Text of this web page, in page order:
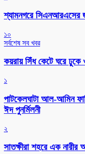
শ্যামনগরে সিএনআরএসের
১০
সর্বশেষ সব খবর
কয়রায় সিঁধ কেটে ঘরে ঢুকে
১
পাটকেলঘাটা আল-আমিন
ঈদ পুনর্মিলনী
২
সাতক্ষীরা শহরে এক